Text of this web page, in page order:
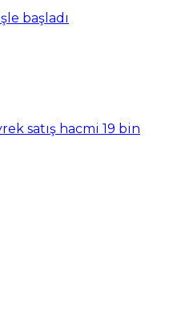
başladı
satış hacmi 19 bin